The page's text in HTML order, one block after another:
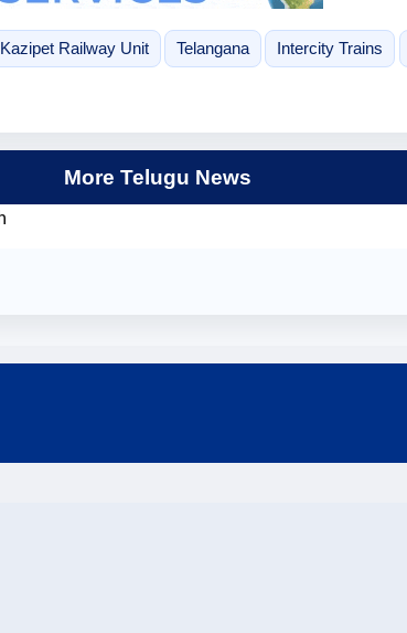
Kazipet Railway Unit Telangana Intercity Trains
More Telugu News